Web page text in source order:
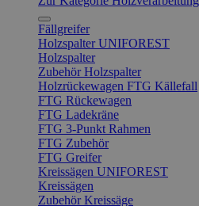
Fällgreifer
Holzspalter UNIFOREST
Holzspalter
Zubehör Holzspalter
Holzrückewagen FTG Källefall
FTG Rückewagen
FTG Ladekräne
FTG 3-Punkt Rahmen
FTG Zubehör
FTG Greifer
Kreissägen UNIFOREST
Kreissägen
Zubehör Kreissäge